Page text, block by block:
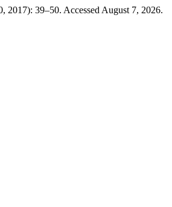
2017): 39–50. Accessed August 7, 2026.